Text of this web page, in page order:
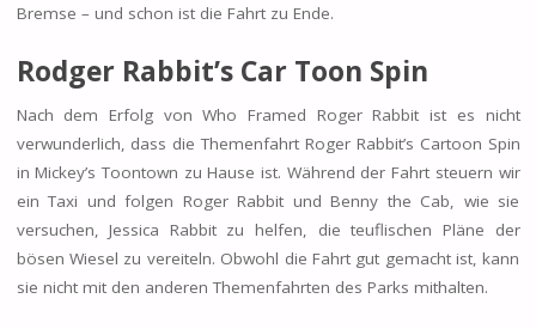
Bremse – und schon ist die Fahrt zu Ende.
Rodger Rabbit’s Car Toon Spin
Nach dem Erfolg von Who Framed Roger Rabbit ist es nicht
verwunderlich, dass die Themenfahrt Roger Rabbit’s Cartoon Spin
in Mickey’s Toontown zu Hause ist. Während der Fahrt steuern wir
ein Taxi und folgen Roger Rabbit und Benny the Cab, wie sie
versuchen, Jessica Rabbit zu helfen, die teuflischen Pläne der
bösen Wiesel zu vereiteln. Obwohl die Fahrt gut gemacht ist, kann
sie nicht mit den anderen Themenfahrten des Parks mithalten.